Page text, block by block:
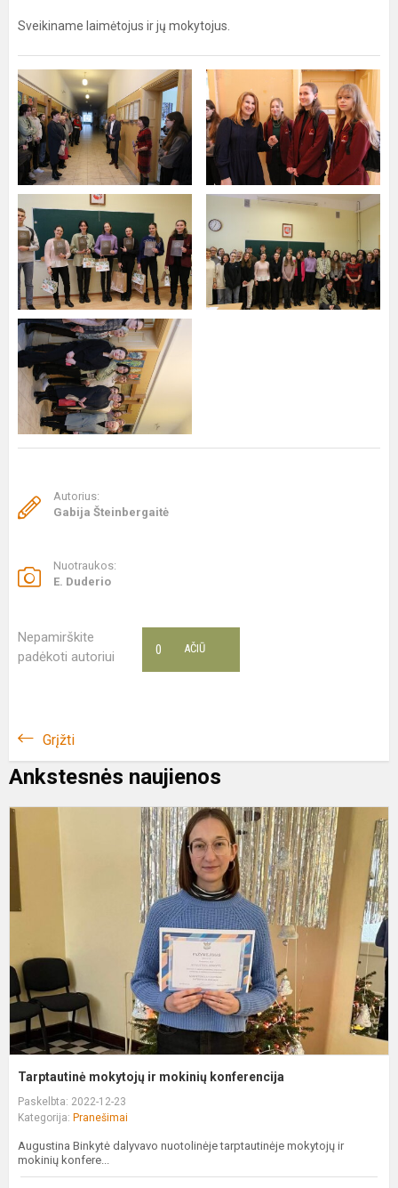
Sveikiname laimėtojus ir jų mokytojus.
Autorius:
Gabija Šteinbergaitė
Nuotraukos:
E. Duderio
Nepamirškite
padėkoti autoriui
AČIŪ
0
Grįžti
Ankstesnės naujienos
Tarptautinė mokytojų ir mokinių konferencija
Paskelbta: 2022-12-23
Kategorija: Pranešimai
Augustina Binkytė dalyvavo nuotolinėje tarptautinėje mokytojų ir
mokinių konfere...